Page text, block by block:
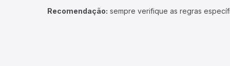
Recomendação: sempre verifique as regras